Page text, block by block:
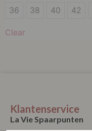
36
38
36 38 40 42
Clear
Klantenservice
La Vie Spaarpunten